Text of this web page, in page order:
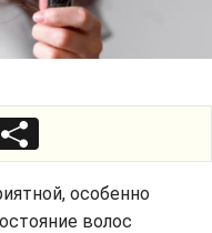
особенно
волос